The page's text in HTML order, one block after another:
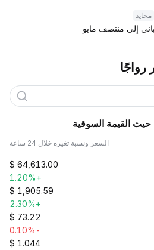
محايد
إلى منتصف مايو
رواجًا
حيث القيمة السوقية
السعر ونسبة تغيره خلال 24 ساعة
$ 64,613.00
+1.20%
$ 1,905.59
+2.30%
$ 73.22
-0.10%
$ 1.044